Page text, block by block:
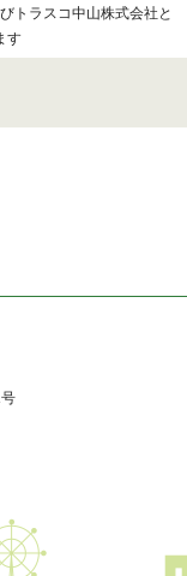
トラスコ中山株式会社と
す